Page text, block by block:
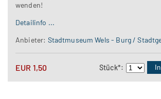
wenden!
Detailinfo ...
Anbieter: Stadtmuseum Wels - Burg /
EUR 1,50 Stück*: